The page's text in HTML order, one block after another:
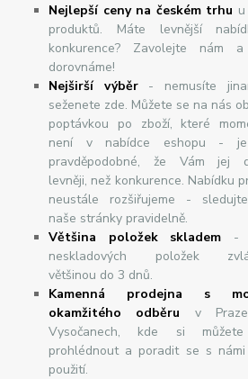
Nejlepší ceny na českém trhu
produktů. Máte levnější
konkurence? Zavolejte nám
dorovnáme!
Nejširšívýběr- nemusíte
seženete zde. Můžete se na nás
poptávkou po zboží, které
není v nabídce eshopu -
pravděpodobné, že Vám jej
levněji, než konkurence. Nabídku
neustále rozšiřujeme -
naše stránky pravidelně.
Většina položek skladem -
neskladových položek
většinou do 3 dnů.
Kamenná prodejna s
okamžitého odběru v
Vysočanech, kde si
prohlédnout a poradit se s
použití.